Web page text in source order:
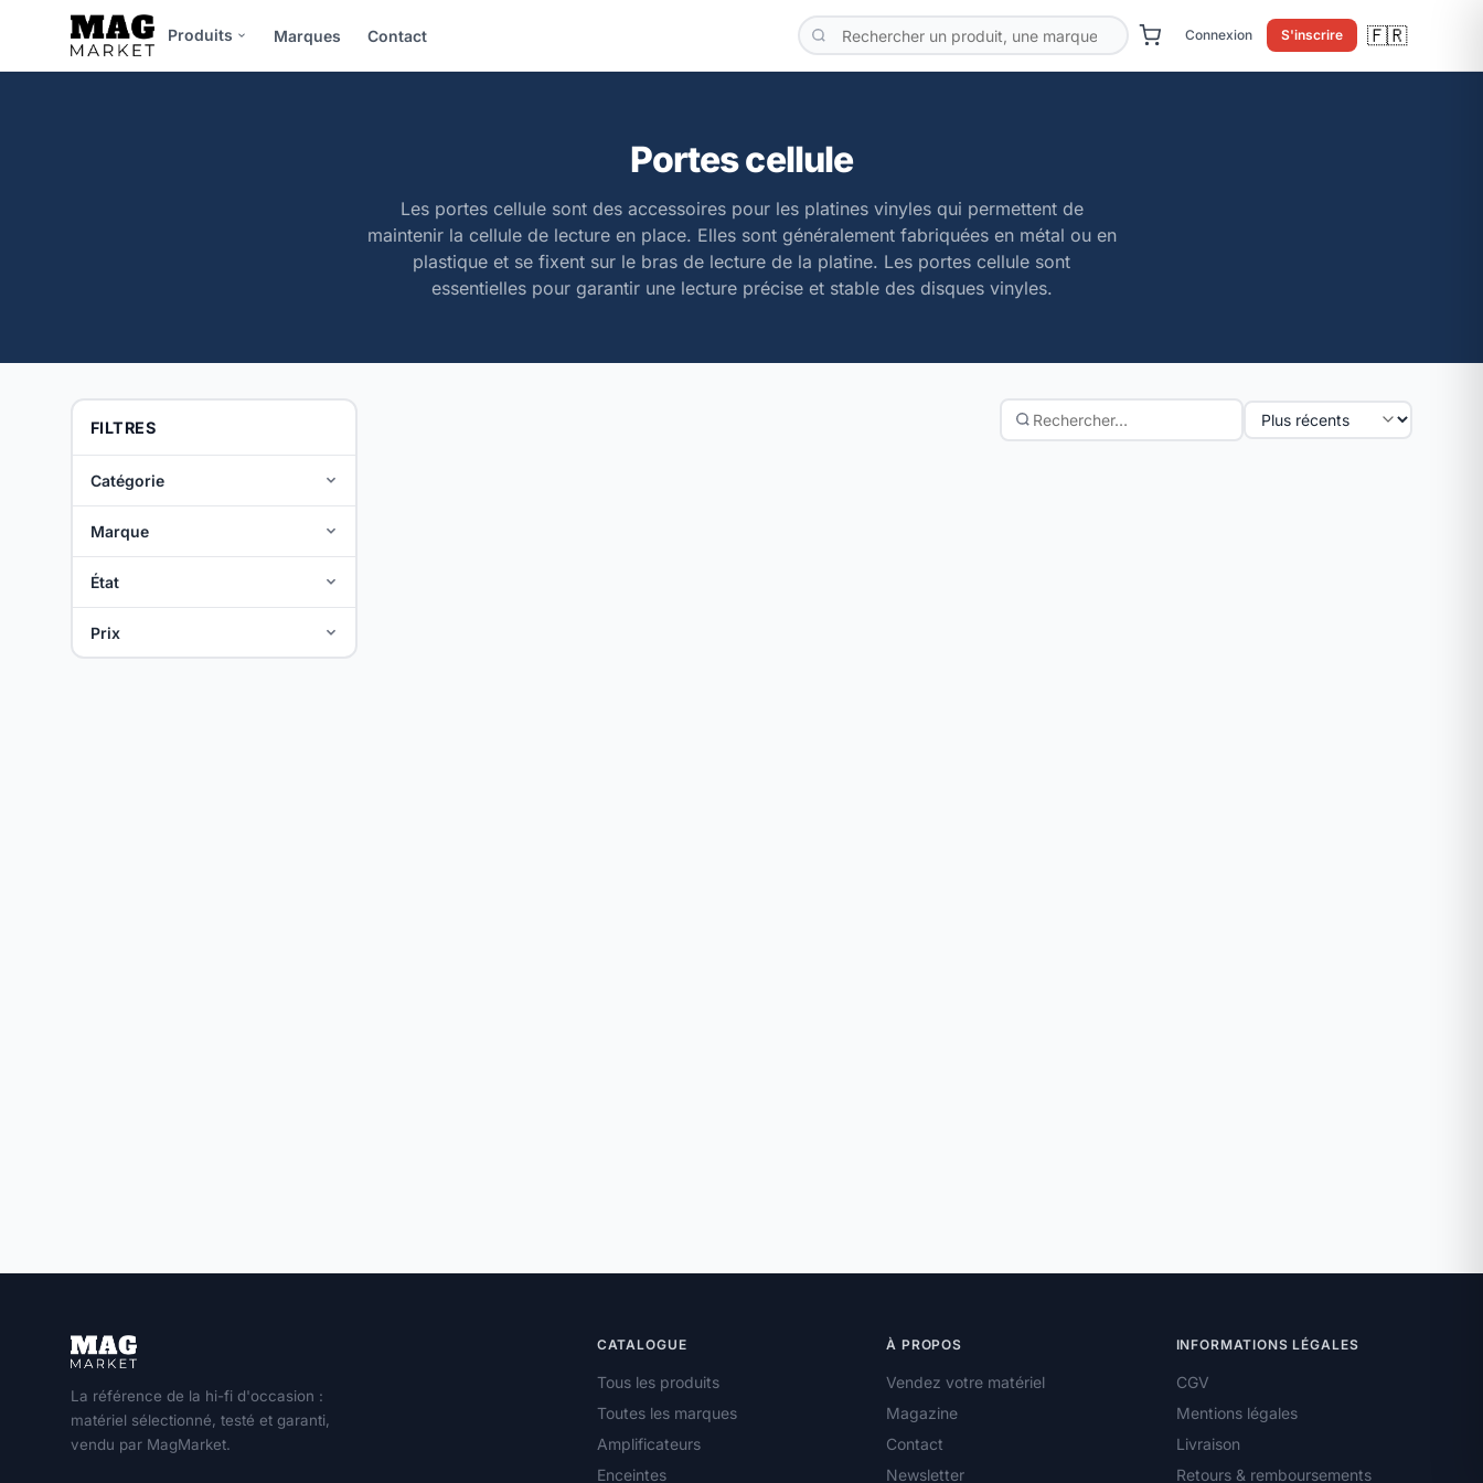
Produits Marques Contact Connexion S'inscrire 🇫🇷
Portes cellule
Les portes cellule sont des accessoires pour les platines vinyles qui permettent de
maintenir la cellule de lecture en place. Elles sont généralement fabriquées en métal ou en
plastique et se fixent sur le bras de lecture de la platine. Les portes cellule sont
essentielles pour garantir une lecture précise et stable des disques vinyles.
FILTRES
Catégorie
Marque
État
Prix
La référence de la hi-fi d'occasion :
matériel sélectionné, testé et garanti,
vendu par MagMarket.
CATALOGUE
Tous les produits
Toutes les marques
Amplificateurs
Enceintes
À PROPOS
Vendez votre matériel
Magazine
Contact
Newsletter
INFORMATIONS LÉGALES
CGV
Mentions légales
Livraison
Retours & remboursements